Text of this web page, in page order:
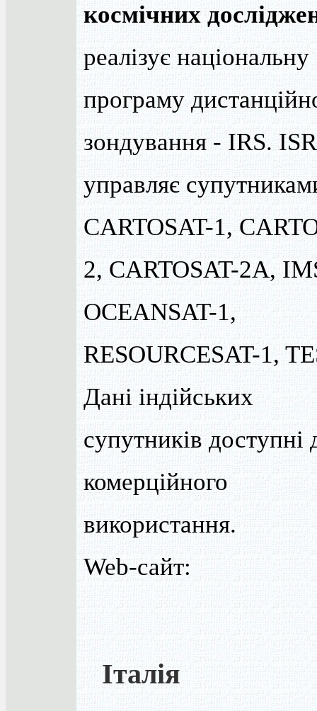
космічних
реалізує національну
програму
зондування - IRS.
управляє
CARTOSAT-1,
2, CARTOSAT-2A,
OCEANSAT-1,
RESOURCESAT-1,
Дані індійських
супутників доступні
комерційного
використання.
Web-сайт:
Італія